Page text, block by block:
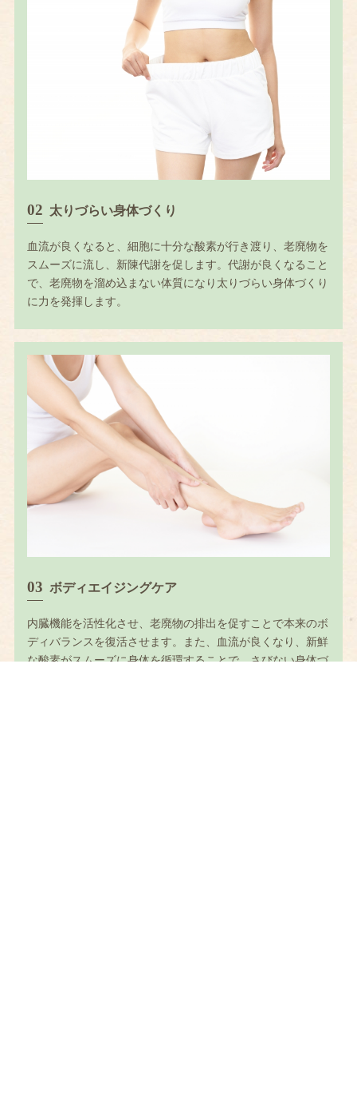
太りづらい身体づくり
血流が良くなると、細胞に十分な酸素が行き渡り、老廃物を
スムーズに流し、新陳代謝を促します。代謝が良くなること
で、老廃物を溜め込まない体質になり太りづらい身体づくり
に力を発揮します。
ボディエイジングケア
内臓機能を活性化させ、老廃物の排出を促すことで本来のボ
ディバランスを復活させます。また、血流が良くなり、新鮮
な酸素がスムーズに身体を循環することで、さびない身体づ